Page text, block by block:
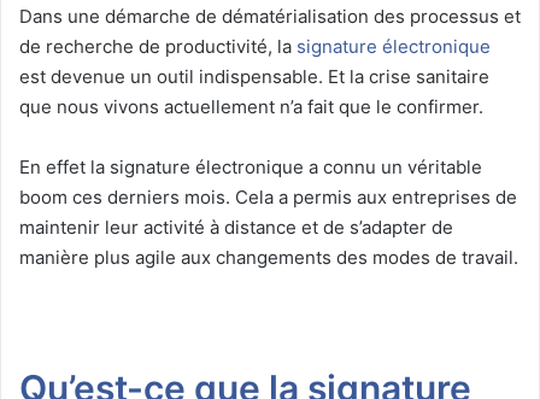
Dans une démarche de dématérialisation des processus et
de recherche de productivité, la signature électronique
est devenue un outil indispensable. Et la crise sanitaire
que nous vivons actuellement n’a fait que le confirmer.
En effet la signature électronique a connu un véritable
boom ces derniers mois. Cela a permis aux entreprises de
maintenir leur activité à distance et de s’adapter de
manière plus agile aux changements des modes de travail.
Qu’est-ce que la signature